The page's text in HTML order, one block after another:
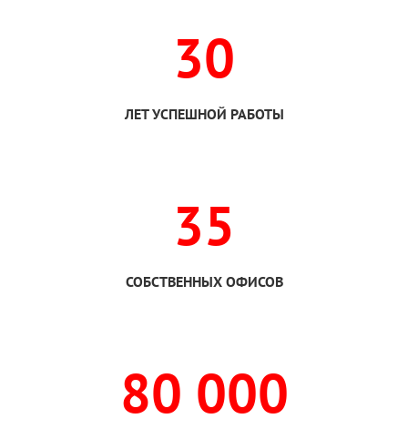
30
ЛЕТ УСПЕШНОЙ РАБОТЫ
35
СОБСТВЕННЫХ ОФИСОВ
80 000